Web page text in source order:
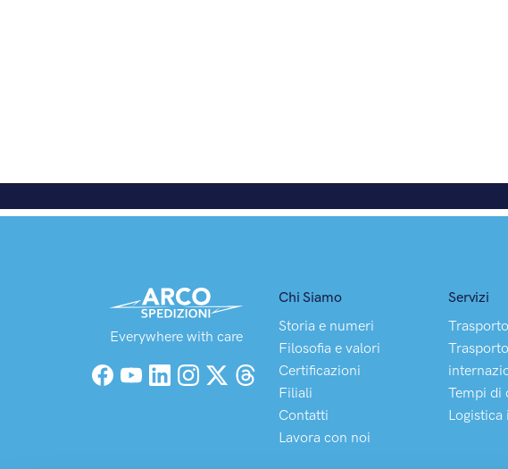
Everywhere with care
Facebook
YouTubeLinkedInInstagramX (Twitter)
Threads
Chi Siamo
Storia e numeri
Filosofia e valori
Certificazioni
Filiali
Contatti
Lavora con noi
Servizi
Trasporto
Tempi di
Logistica